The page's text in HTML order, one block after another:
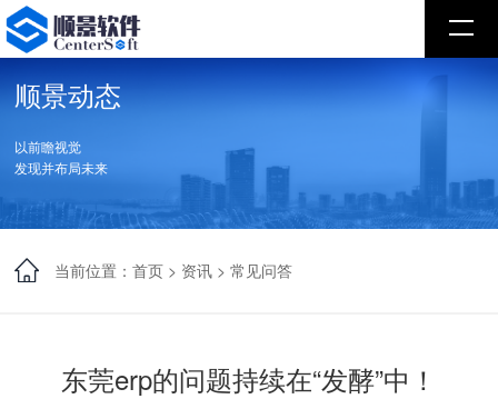
顺景动态
以前瞻视觉
发现并布局未来
当前位置：首页 > 资讯 >常见问答
东莞erp的问题持续在“发酵”中！